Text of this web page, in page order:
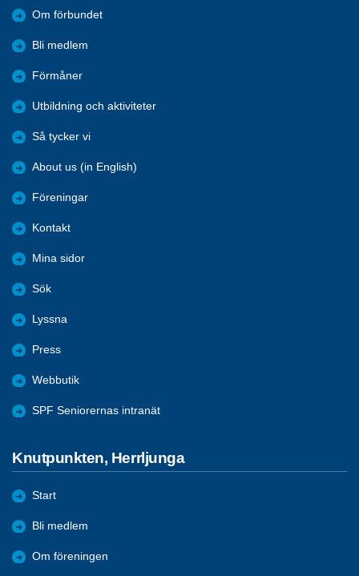
Om förbundet
Bli medlem
Förmåner
Utbildning och aktiviteter
Så tycker vi
About us (in English)
Föreningar
Kontakt
Mina sidor
Sök
Lyssna
Press
Webbutik
SPF Seniorernas intranät
Knutpunkten, Herrljunga
Start
Bli medlem
Om föreningen